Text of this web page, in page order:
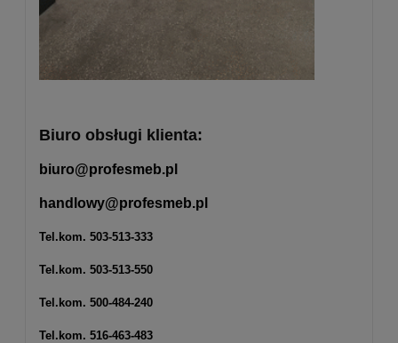
Biuro obsługi klienta:
biuro@profesmeb.pl
handlowy@profesmeb.pl
Tel.kom. 503-513-333
Tel.kom. 503-513-550
Tel.kom. 500-484-240
Tel.kom. 516-463-483